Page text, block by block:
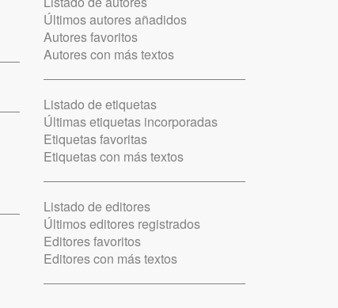
Últimos autores añadidos
Autores favoritos
Autores con más textos
Listado de etiquetas
Últimas etiquetas incorporadas
Etiquetas favoritas
Etiquetas con más textos
Listado de editores
Últimos editores registrados
Editores favoritos
Editores con más textos